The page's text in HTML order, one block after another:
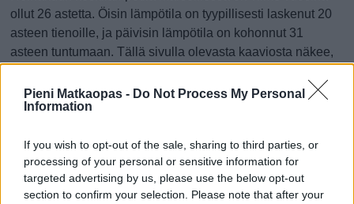
Pieni Matkaopas - Do Not Process My Personal
Information
If you wish to opt-out of the sale, sharing to third parties, or
processing of your personal or sensitive information for
targeted advertising by us, please use the below opt-out
section to confirm your selection. Please note that after your
ollut 26 astetta. Öisin lämpötila on tyypillisesti laskenut 20
asteen tienoille, ja päivisin lämpötila on kohonnut 31
asteen tuntumaan. Tällä sivulla olevasta kaaviosta näkee,
heinäkuussa viime vuosina ja vaihteluväli, jolla lämpötila
tavallisina päivinä on minäkin vuonna liikkunut.
Hetkellisesti Marseillessa on silti koettu tätäkin kylmempiä
ja lämpimämpiä heinäkuisia päiviä. Esimerkiksi vuoden
2015 heinäkuussa lämpötila käväisi alimmillaan 15
asteessa ja toisaalta vuonna 2017 heinäkuussa hätyyteltiin